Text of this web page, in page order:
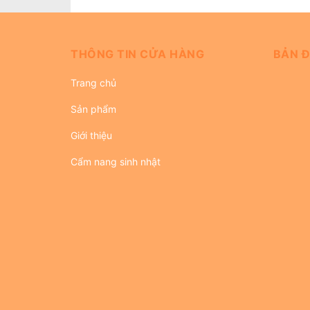
THÔNG TIN CỬA HÀNG
Trang chủ
Sản phẩm
Giới thiệu
Cẩm nang sinh nhật
BẢN